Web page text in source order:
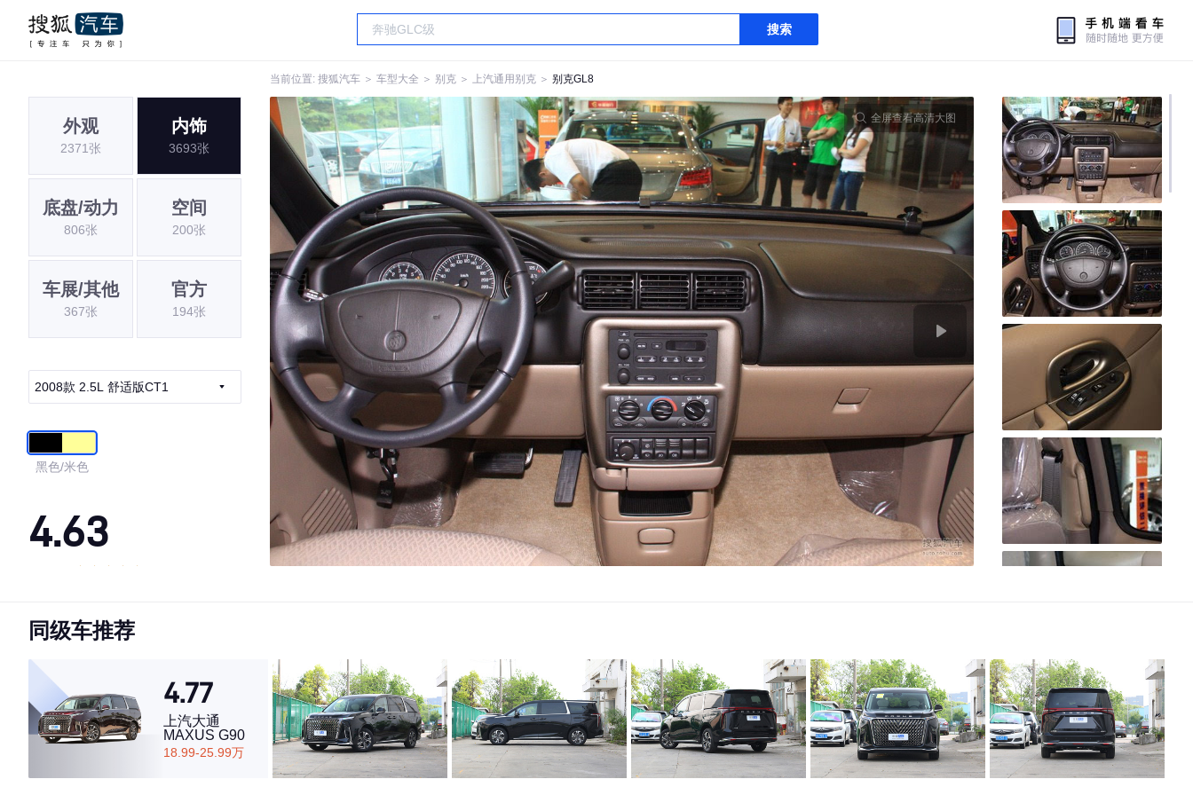
搜索
当前位置: 搜狐汽车 ＞ 车型大全 ＞ 别克 ＞ 上汽通用别克 ＞ 别克GL8
外观
2371张
内饰
3693张
底盘/动力
806张
空间
200张
车展/其他
367张
官方
194张
2008款 2.5L 舒适版CT1
黑色/米色
4.63
·内饰表现一般，低于67%同级车
·空间表现较为优秀，优于65%同级车
全屏查看高清大图
同级车推荐
4.77
上汽大通
MAXUS G90
18.99-25.99万